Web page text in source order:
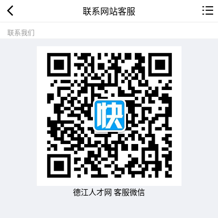
联系网站客服
联系我们
德江人才网 客服微信